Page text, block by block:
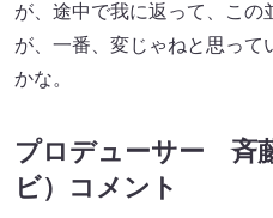
が、途中で我に返って、この
が、一番、変じゃねと思っ
かな。
プロデューサー 斉
ビ）コメント